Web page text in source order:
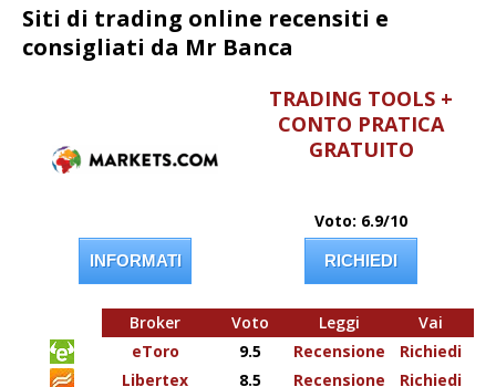
Siti di trading online recensiti e
consigliati da Mr Banca
TRADING TOOLS +
CONTO PRATICA
GRATUITO
Voto: 6.9/10
INFORMATI RICHIEDI
Broker Voto Leggi
Vai
eToro
9.5 Recensione
Richiedi
Libertex
8.5 Recensione
Richiedi